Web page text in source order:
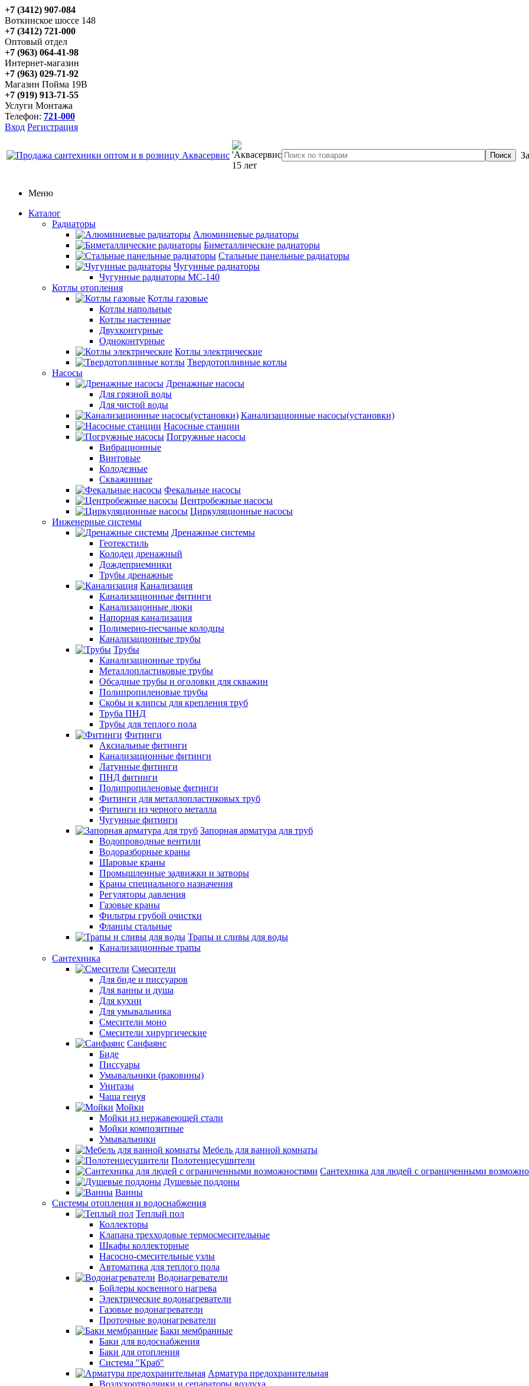
+7 (3412) 907-084
Воткинское шоссе 148
+7 (3412) 721-000
Оптовый отдел
+7 (963) 064-41-98
Интернет-магазин
+7 (963) 029-71-92
Магазин Пойма 19В
+7 (919) 913-71-55
Услуги Монтажа
Телефон: 721-000
Вход Регистрация
Меню
Каталог
Радиаторы
Алюминиевые радиаторы
Биметаллические радиаторы
Стальные панельные радиаторы
Чугунные радиаторы
Чугунные радиаторы МС-140
Котлы отопления
Котлы газовые
Котлы напольные
Котлы настенные
Двухконтурные
Одноконтурные
Котлы электрические
Твердотопливные котлы
Насосы
Дренажные насосы
Для грязной воды
Для чистой воды
Канализационные насосы(установки)
Насосные станции
Погружные насосы
Вибрационные
Винтовые
Колодезные
Скважинные
Фекальные насосы
Центробежные насосы
Циркуляционные насосы
Инженерные системы
Дренажные системы
Геотекстиль
Колодец дренажный
Дождеприемники
Трубы дренажные
Канализация
Канализационные фитинги
Канализацонные люки
Напорная канализация
Полимерно-песчаные колодцы
Канализационные трубы
Трубы
Канализационные трубы
Металлопластиковые трубы
Обсадные трубы и оголовки для скважин
Полипропиленовые трубы
Скобы и клипсы для крепления труб
Труба ПНД
Трубы для теплого пола
Фитинги
Аксиальные фитинги
Канализационные фитинги
Латунные фитинги
ПНД фитинги
Полипропиленовые фитинги
Фитинги для металлопластиковых труб
Фитинги из черного металла
Чугунные фитинги
Запорная арматура для труб
Водопроводные вентили
Водоразборные краны
Шаровые краны
Промышленные задвижки и затворы
Краны специального назначения
Регуляторы давления
Газовые краны
Фильтры грубой очистки
Фланцы стальные
Трапы и сливы для воды
Канализационные трапы
Сантехника
Смесители
Для биде и писсуаров
Для ванны и душа
Для кухни
Для умывальника
Смесители моно
Смесители хирургические
Санфаянс
Биде
Писсуары
Умывальники (раковины)
Унитазы
Чаша генуя
Мойки
Мойки из нержавеющей стали
Мойки композитные
Умывальники
Мебель для ванной комнаты
Полотенцесушители
Сантехника для людей с ограниченными
Душевые поддоны
Ванны
Системы отопления и водоснабжения
Теплый пол
Коллекторы
Клапана трехходовые термосмесительные
Шкафы коллекторные
Насосно-смесительные узлы
Автоматика для теплого пола
Водонагреватели
Бойлеры косвенного нагрева
Электрические водонагреватели
Газовые водонагреватели
Проточные водонагреватели
Баки мембранные
Баки для водоснабжения
Баки для отопления
Система "Краб"
Арматура предохранительная
Воздухоотводчики и сепараторы воздуха